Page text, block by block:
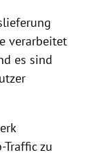
verarbeitet
es sind
zu